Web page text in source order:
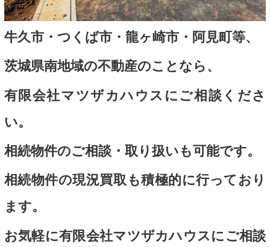
牛久市・つくば市・龍ヶ崎市・阿見町等、
茨城県南地域の不動産のことなら、
有限会社マツザカハウスにご相談くださ
い。
相続物件のご相談・取り扱いも可能です。
相続物件の現況買取も積極的に行っており
ます。
お気軽に有限会社マツザカハウスにご相談